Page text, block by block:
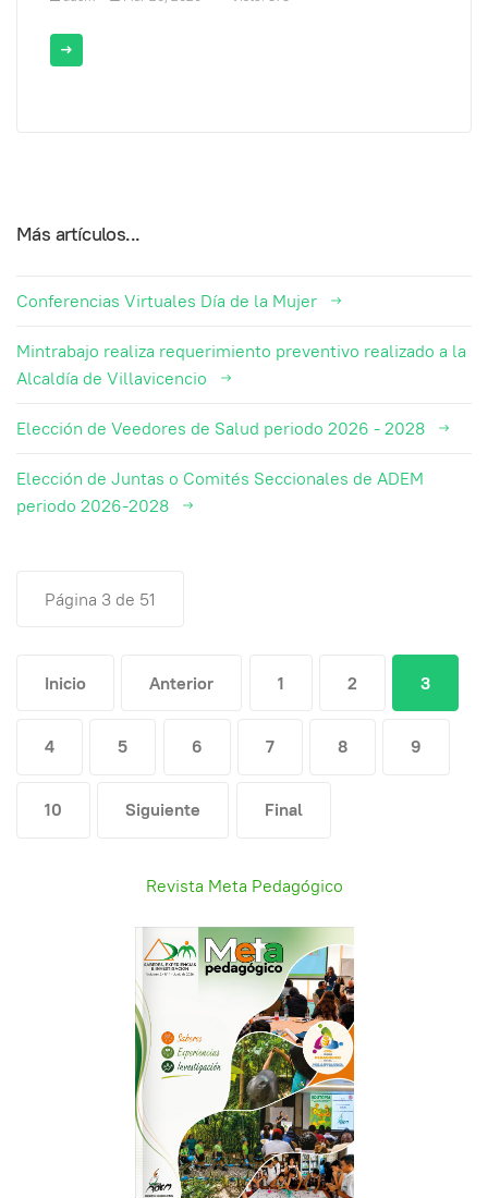
Más artículos...
Conferencias Virtuales Día de la Mujer
Mintrabajo realiza requerimiento preventivo realizado a la
Alcaldía de Villavicencio
Elección de Veedores de Salud periodo 2026 - 2028
Elección de Juntas o Comités Seccionales de ADEM
periodo 2026-2028
Página 3 de 51
Inicio Anterior 1 2 3
4 5 6 7 8 9
10 Siguiente Final
Revista Meta Pedagógico